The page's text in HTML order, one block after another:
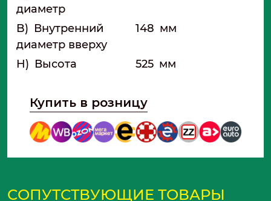
диаметр
B) Внутренний
диаметр вверху
148 мм
H) Высота 525 мм
Купить в розницу
СОПУТСТВУЮЩИЕ ТОВАРЫ